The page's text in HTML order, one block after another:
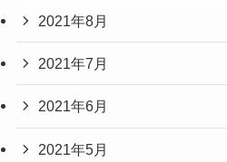
2021年8月
2021年7月
2021年6月
2021年5月